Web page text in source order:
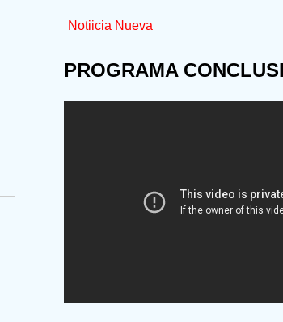
Notiicia Nueva
PROGRAMA